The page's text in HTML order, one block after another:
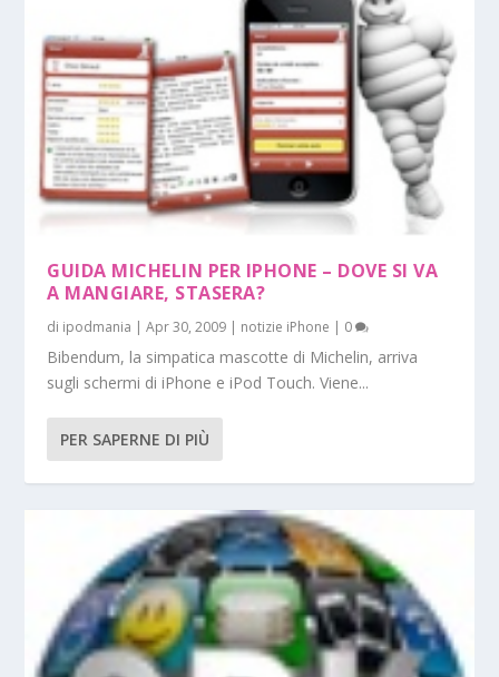
GUIDA MICHELIN PER IPHONE – DOVE SI VA
A MANGIARE, STASERA?
di ipodmania |Apr 30, 2009 | notizie iPhone | 0
Bibendum, la simpatica mascotte di Michelin, arriva
sugli schermi di iPhone e iPod Touch. Viene...
PER SAPERNE DI PIÙ